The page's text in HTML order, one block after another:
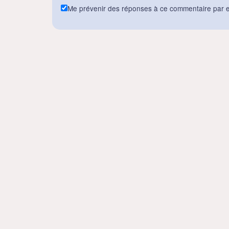
Me prévenir des réponses à ce commentaire par